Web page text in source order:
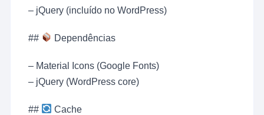
– jQuery (incluído no WordPress)
## Dependências
– Material Icons (Google Fonts)
– jQuery (WordPress core)
## Cache